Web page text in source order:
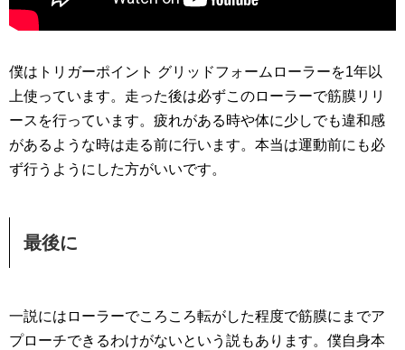
僕はトリガーポイント グリッドフォームローラーを1年以
上使っています。走った後は必ずこのローラーで筋膜リリ
ースを行っています。疲れがある時や体に少しでも違和感
があるような時は走る前に行います。本当は運動前にも必
ず行うようにした方がいいです。
最後に
一説にはローラーでころころ転がした程度で筋膜にまでア
プローチできるわけがないという説もあります。僕自身本